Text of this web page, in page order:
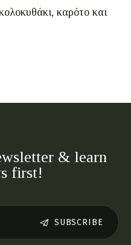
καρότο και
& learn
first!
SUBSCRIBE